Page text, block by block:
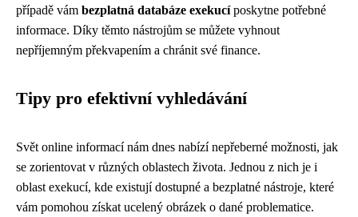
případě vám bezplatná databáze exekucíposkytne potřebné
informace. Díky těmto nástrojům se můžete vyhnout
nepříjemným překvapením a chránit své finance.
Tipy pro efektivní vyhledávání
Svět online informací nám dnes nabízí nepřeberné možnosti, jak
se zorientovat v různých oblastech života. Jednou z nich je i
oblast exekucí, kde existují dostupné a bezplatné nástroje, které
vám pomohou získat ucelený obrázek o dané problematice.